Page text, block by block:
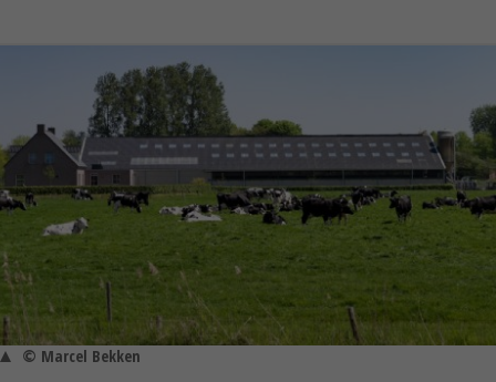
© Marcel Bekken